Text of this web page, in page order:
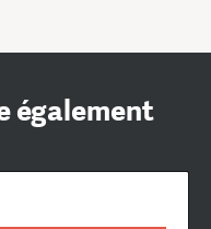
également